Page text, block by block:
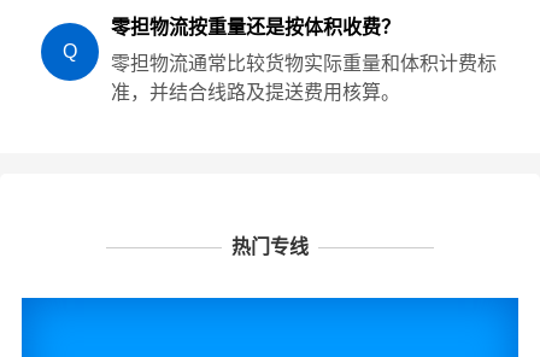
Q
零担物流按重量还是按体积收费？
零担物流通常比较货物实际重量和体积计费标
准，并结合线路及提送费用核算。
热门专线